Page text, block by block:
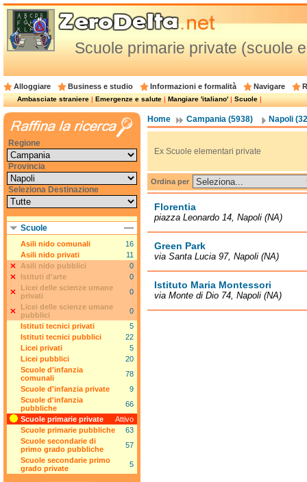
Scuole primarie private (scuole
Alloggiare Business e studio Informazioni e formalità Navigare
Ambasciate straniere|Emergenze e salute|Mangiare 'italiano'|Scuole|
Home Campania (5938) Napoli
Ex Scuole elementari private
Ordina per
Florentia
piazza Leonardo 14, Napoli (NA)
Green Park
via Santa Lucia 97, Napoli (NA)
Istituto Maria Montessori
via Monte di Dio 74, Napoli (NA)
Regione
Provincia
Seleziona Destinazione
Scuole
Asili nido comunali
16
Asili nido privati
11
Asili nido pubblici
0
Istituti d'arte
0
Licei delle scienze umane
privati
0
Licei delle scienze umane
pubblici
0
Istituti tecnici privati
5
Istituti tecnici pubblici
22
Licei privati
5
Licei pubblici
20
Scuole d'infanzia
comunali
78
Scuole d'infanzia private
9
Scuole d'infanzia
pubbliche
66
Scuole primarie private
Attivo
Scuole primarie pubbliche
63
Scuole secondarie di
primo grado pubbliche
57
Scuole secondarie primo
grado private
5